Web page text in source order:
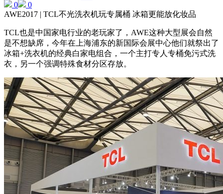
0
0
AWE2017 | TCL不光洗衣机玩专属桶 冰箱更能放化妆品
TCL也是中国家电行业的老玩家了，AWE这种大型展会自然
是不想缺席，今年在上海浦东的新国际会展中心他们就祭出了
冰箱+洗衣机的经典白家电组合，一个主打专人专桶免污式洗
衣，另一个强调特殊食材分区存放。